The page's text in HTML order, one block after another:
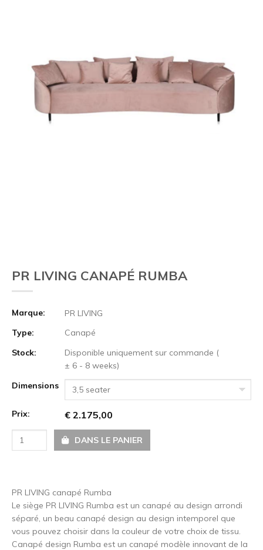
PR LIVING CANAPÉ RUMBA
Marque:
PR LIVING
Type:
Canapé
Stock:
Disponible uniquement sur commande (
± 6 - 8 weeks)
Dimensions
3,5 seater
Prix: € 2.175,00
DANS LE PANIER
PR LIVING canapé Rumba
Le siège PR LIVING Rumba est un canapé au design arrondi
séparé, un beau canapé design au design intemporel que
vous pouvez choisir dans la couleur de votre choix de tissu.
Canapé design Rumba est un canapé modèle innovant de la